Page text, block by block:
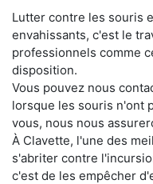
Lutter contre les souris
envahissants, c'est le
professionnels comme
disposition.
Vous pouvez nous
lorsque les souris n'ont
vous, nous nous
À Clavette, l'une des
s'abriter contre
c'est de les empêcher